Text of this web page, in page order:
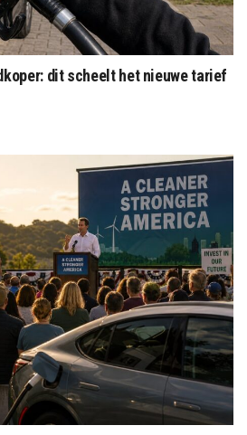
dit scheelt het nieuwe tarief